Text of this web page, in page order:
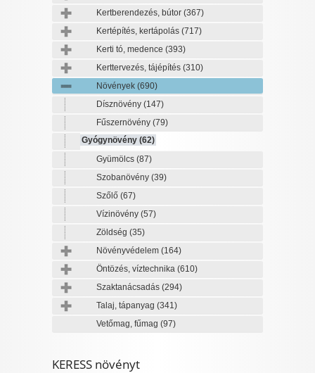
Kertberendezés, bútor (367)
Kertépítés, kertápolás (717)
Kerti tó, medence (393)
Kerttervezés, tájépítés (310)
Növények (690)
Dísznövény (147)
Fűszernövény (79)
Gyógynövény (62)
Gyümölcs (87)
Szobanövény (39)
Szőlő (67)
Vízinövény (57)
Zöldség (35)
Növényvédelem (164)
Öntözés, víztechnika (610)
Szaktanácsadás (294)
Talaj, tápanyag (341)
Vetőmag, fűmag (97)
KERESS növényt